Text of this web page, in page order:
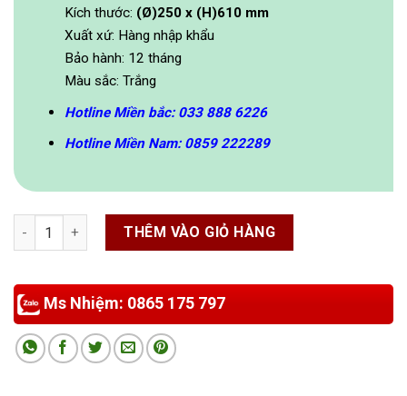
Kích thước: (Ø)250 x (H)610 mm
Xuất xứ: Hàng nhập khẩu
Bảo hành: 12 tháng
Màu sắc: Trắng
Hotline Miền bắc: 033 888 6226
Hotline Miền Nam: 0859 222289
Thùng rác inox cấm hút thuốc 250x610 mm số lượng
THÊM VÀO GIỎ HÀNG
Ms Nhiệm: 0865 175 797